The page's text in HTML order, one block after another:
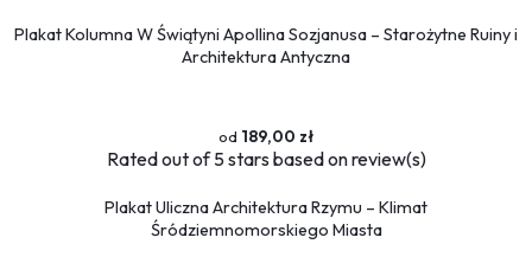
Plakat Kolumna W Świątyni Apollina Sozjanusa – Starożytne Ruiny i
Architektura Antyczna
189,00 zł
Ratedout of 5 stars based onreview(s)
Plakat Uliczna Architektura Rzymu – Klimat
Śródziemnomorskiego Miasta